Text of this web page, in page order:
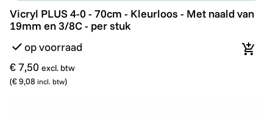
Vicryl PLUS 4-0 - 70cm - Kleurloos - Met naald van
Vicryl PLUS 4-0 - 70cm - Kleurloos - Met naald van
19mm en 3/8C - per stuk
op voorraad
€ 7,50 excl. btw
(€ 9,08 incl. btw)
In